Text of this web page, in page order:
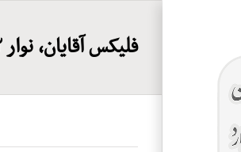
فلیکس آقایان، نوار ۲